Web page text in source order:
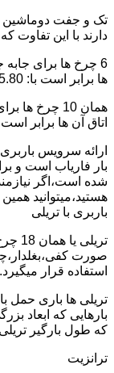
تک و جفت دوماشین
دارند با این تفاوت که جفت 5 تن بیشتر از تک
ها برابر است با: 5.80*2.20 متر
اتاق آن ها برابر است با:
ارائه سرویس
بار فاریاب است و
شده است،اگر
هستید،میتوانید
باربری با تریلی
صورت
استفاده قرار میگیرد.
بارهایی که ابعاد
که طول بارگیر تریلی حدودا
ترانزیت